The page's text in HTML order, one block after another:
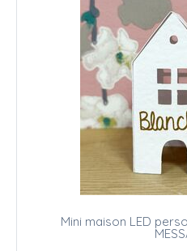
Mini maison LED